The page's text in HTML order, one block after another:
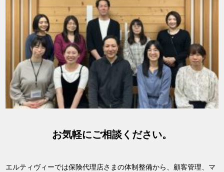
お気軽にご相談ください。
エルティヴィーでは保険代理店さまの体制整備から、顧客管理、マ